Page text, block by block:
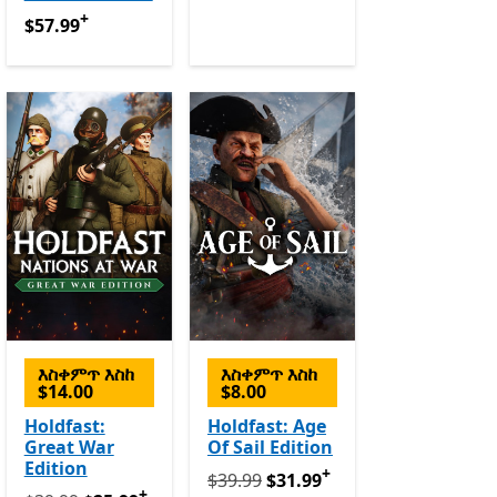
$57.99የመተግበሪያ ግብይቶች ውስጥ ግብዣ ቀርቧል
$57.99+
ውስጥ ግብዣ ቀርቧል
እስቀምጥ እስከ
$14.00
Holdfast:
Great War
Edition
እስቀምጥ እስከ
$8.00
Holdfast: Age
Of Sail Edition
የመጀመሪያ $39.99 አሁን $31.99
$39.99$31.99+